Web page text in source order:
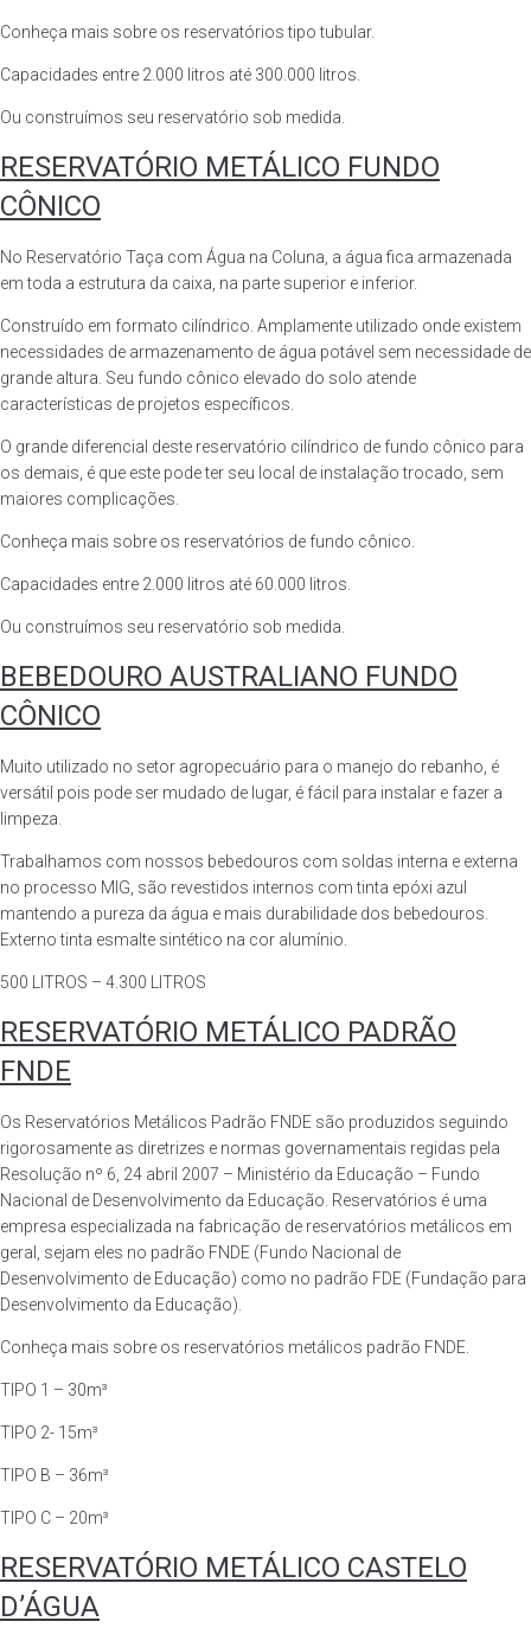
Conheça mais sobre os reservatórios tipo tubular.
Capacidades entre 2.000 litros até 300.000 litros.
Ou construímos seu reservatório sob medida.
RESERVATÓRIO METÁLICO FUNDO
CÔNICO
No Reservatório Taça com Água na Coluna, a água fica armazenada
em toda a estrutura da caixa, na parte superior e inferior.
Construído em formato cilíndrico. Amplamente utilizado onde existem
necessidades de armazenamento de água potável sem necessidade de
grande altura. Seu fundo cônico elevado do solo atende
características de projetos específicos.
O grande diferencial deste reservatório cilíndrico de fundo cônico para
os demais, é que este pode ter seu local de instalação trocado, sem
maiores complicações.
Conheça mais sobre os reservatórios de fundo cônico.
Capacidades entre 2.000 litros até 60.000 litros.
Ou construímos seu reservatório sob medida.
BEBEDOURO AUSTRALIANO FUNDO
CÔNICO
Muito utilizado no setor agropecuário para o manejo do rebanho, é
versátil pois pode ser mudado de lugar, é fácil para instalar e fazer a
limpeza.
Trabalhamos com nossos bebedouros com soldas interna e externa
no processo MIG, são revestidos internos com tinta epóxi azul
mantendo a pureza da água e mais durabilidade dos bebedouros.
Externo tinta esmalte sintético na cor alumínio.
500 LITROS – 4.300 LITROS
RESERVATÓRIO METÁLICO PADRÃO
FNDE
Os Reservatórios Metálicos Padrão FNDE são produzidos seguindo
rigorosamente as diretrizes e normas governamentais regidas pela
Resolução nº 6, 24 abril 2007 – Ministério da Educação – Fundo
Nacional de Desenvolvimento da Educação. Reservatórios é uma
empresa especializada na fabricação de reservatórios metálicos em
geral, sejam eles no padrão FNDE (Fundo Nacional de
Desenvolvimento de Educação) como no padrão FDE (Fundação para
Desenvolvimento da Educação).
Conheça mais sobre os reservatórios metálicos padrão FNDE.
TIPO 1 – 30m³
TIPO 2- 15m³
TIPO B – 36m³
TIPO C – 20m³
RESERVATÓRIO METÁLICO CASTELO
D’ÁGUA